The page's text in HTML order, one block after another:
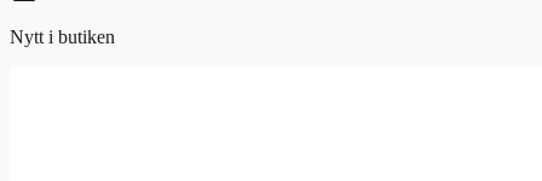
Nytt i butiken